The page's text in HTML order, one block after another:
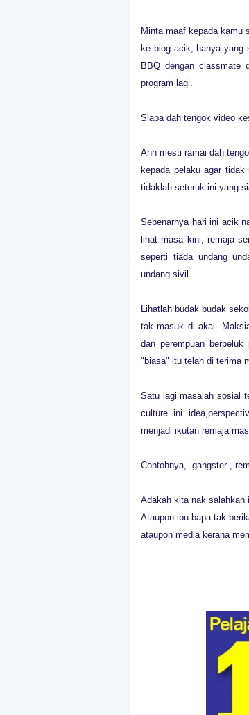
Minta maaf kepada kamu
ke blog acik, hanya yang
BBQ dengan classmate
program lagi.
Siapa dah tengok video
Ahh mesti ramai dah
kepada pelaku agar
tidaklah seteruk ini yang
Sebenarnya hari ini acik
lihat masa kini, remaja
seperti tiada undang
undang sivil.
Lihatlah budak budak
tak masuk di akal.
dan perempuan
"biasa" itu telah di terima
Satu lagi masalah sosial
culture ini
menjadi ikutan remaja
Contohnya, gangster ,
Adakah kita nak salahkan
Ataupon ibu bapa tak
ataupon media kerana